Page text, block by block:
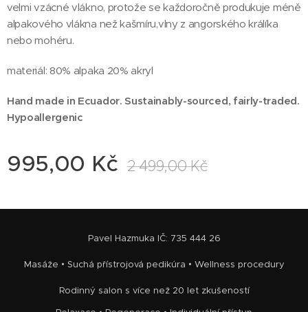
velmi vzácné vlákno, protože se každoročně produkuje méně
alpakového vlákna než kašmíru,vlny z angorského králíka
nebo mohéru.
materiál: 80% alpaka 20% akryl
Hand made in Ecuador. Sustainably-sourced, fairly-traded.
Hypoallergenic
995,00 Kč 2 499,00Kč
Pavel Hazmuka IČ: 735 444 26
Masáže • Suchá přístrojová pedikúra • Wellness procedury
Rodinný salon s více než 20 let zkušeností